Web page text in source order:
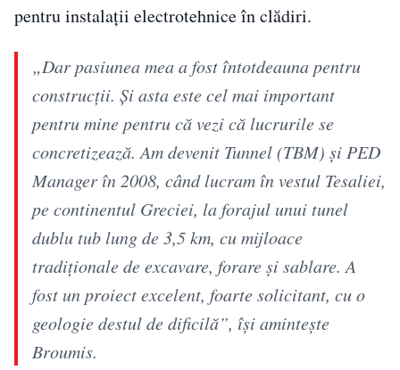
pentru instalații electrotehnice în clădiri.
„Dar pasiunea mea a fost întotdeauna pentru
construcții. Și asta este cel mai important
pentru mine pentru că vezi că lucrurile se
concretizează. Am devenit Tunnel (TBM) și PED
Manager în 2008, când lucram în vestul Tesaliei,
pe continentul Greciei, la forajul unui tunel
dublu tub lung de 3,5 km, cu mijloace
tradiționale de excavare, forare și sablare. A
fost un proiect excelent, foarte solicitant, cu o
geologie destul de dificilă”, își amintește
Broumis.